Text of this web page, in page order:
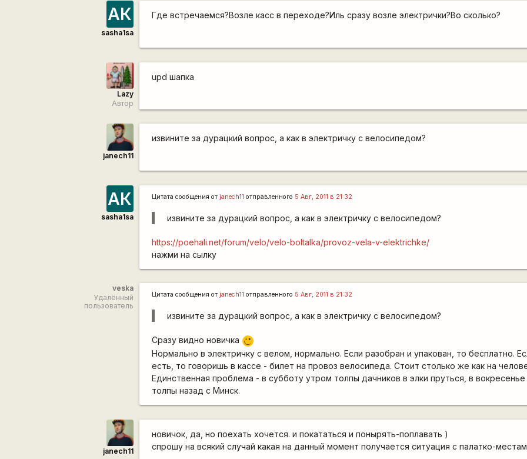
АК
sasha1sa
Где встречаемся?Возле касс в переходе?Иль сразу возле электрички?Во сколько?
Lazy
Автор
upd шапка
janech11
извините за дурацкий вопрос, а как в электричку с велосипедом?
АК
sasha1sa
Цитата сообщения отjanech11 отправленного 5 Авг, 2011 в 21:32
извините за дурацкий вопрос, а как в электричку с велосипедом?
https://poehali.net/forum/velo/velo-boltalka/provoz-vela-v-elektrichke/
нажми на сылку
veska
Удалённый
пользователь
Цитата сообщения отjanech11 отправленного 5 Авг, 2011 в 21:32
извините за дурацкий вопрос, а как в электричку с велосипедом?
Сразу видно новичка
;)
Нормально в электричку с велом, нормально. Если разобран и упакован, то бесплатно.
есть, то говоришь в кассе - билет на провоз велосипеда. Стоит столько же как на
Единственная проблема - в субботу утром толпы дачников в элки пруться, в
толпы назад с Минск.
janech11
новичок, да, но поехать хочется. и покататься и понырять-поплавать )
спрошу на всякий случай какая на данный момент получается ситуация с палатко-